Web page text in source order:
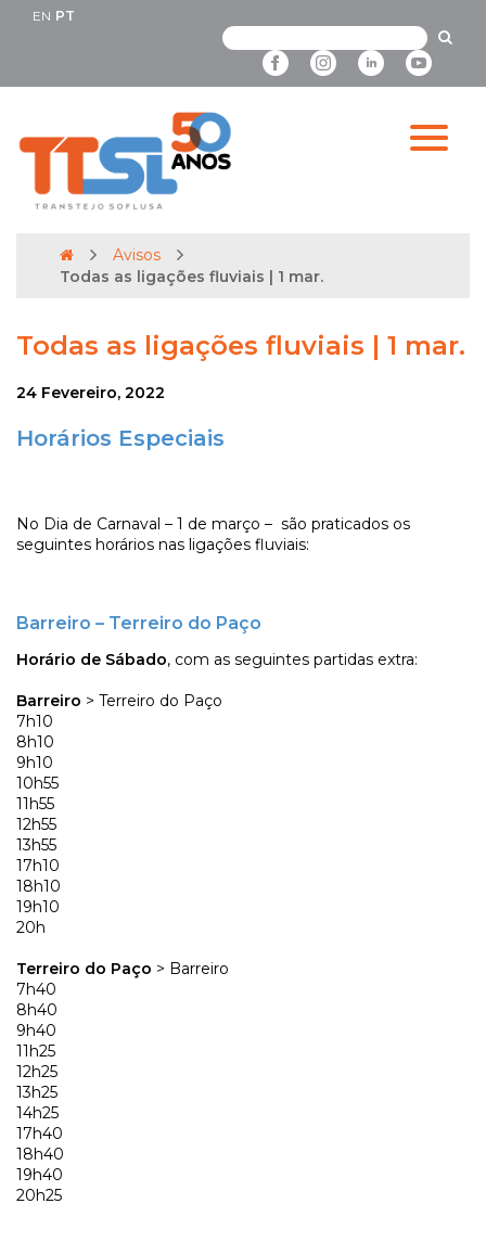
EN PT
Avisos
Todas as ligações fluviais | 1 mar.
Todas as ligações fluviais | 1 mar.
24 Fevereiro, 2022
Horários Especiais
No Dia de Carnaval – 1 de março – são praticados os
seguintes horários nas ligações fluviais:
Barreiro – Terreiro do Paço
Horário de Sábado, com as seguintes partidas extra:
Barreiro > Terreiro do Paço
7h10
8h10
9h10
10h55
11h55
12h55
13h55
17h10
18h10
19h10
20h
Terreiro do Paço > Barreiro
7h40
8h40
9h40
11h25
12h25
13h25
14h25
17h40
18h40
19h40
20h25